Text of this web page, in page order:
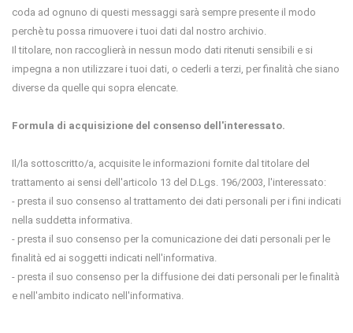
coda ad ognuno di questi messaggi sarà sempre presente il modo
perchè tu possa rimuovere i tuoi dati dal nostro archivio.
Il titolare, non raccoglierà in nessun modo dati ritenuti sensibili e si
impegna a non utilizzare i tuoi dati, o cederli a terzi, per finalità che siano
diverse da quelle qui sopra elencate.
Formula di acquisizione del consenso dell'interessato.
Il/la sottoscritto/a, acquisite le informazioni fornite dal titolare del
trattamento ai sensi dell'articolo 13 del D.Lgs. 196/2003, l'interessato:
- presta il suo consenso al trattamento dei dati personali per i fini indicati
nella suddetta informativa.
- presta il suo consenso per la comunicazione dei dati personali per le
finalità ed ai soggetti indicati nell'informativa.
- presta il suo consenso per la diffusione dei dati personali per le finalità
e nell'ambito indicato nell'informativa.